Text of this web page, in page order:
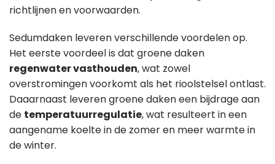
richtlijnen en voorwaarden.
Sedumdaken leveren verschillende voordelen op.
Het eerste voordeel is dat groene daken
regenwater vasthouden, wat zowel
overstromingen voorkomt als het rioolstelsel ontlast.
Daaarnaast leveren groene daken een bijdrage aan
de temperatuurregulatie, wat resulteert in een
aangename koelte in de zomer en meer warmte in
de winter.